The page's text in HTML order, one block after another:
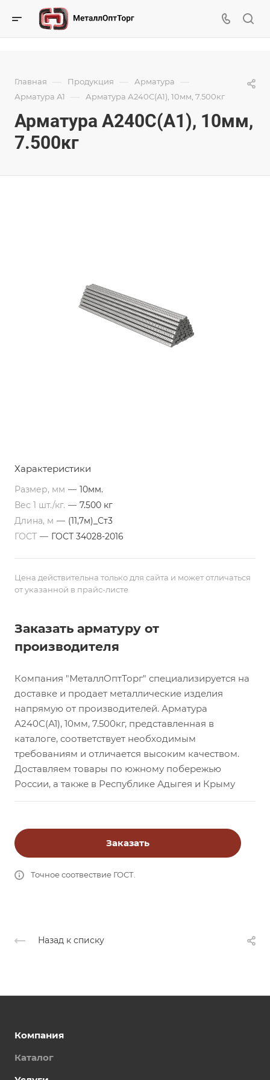
Главная — Продукция — Арматура —
Арматура А1 — Арматура А240С(А1), 10мм, 7.500кг
Арматура А240С(А1), 10мм,
7.500кг
Характеристики
Размер, мм — 10мм.
Вес 1 шт./кг. — 7.500 кг
Длина, м — (11,7м)_Ст3
ГОСТ — ГОСТ 34028-2016
Цена действительна только для сайта и может отличаться
от указанной в прайс-листе
Заказать арматуру от
производителя
Компания "МеталлОптТорг" специализируется на
доставке и продает металлические изделия
напрямую от производителей. Арматура
А240С(А1), 10мм, 7.500кг, представленная в
каталоге, соответствует необходимым
требованиям и отличается высоким качеством.
Доставляем товары по южному побережью
России, а также в Республике Адыгея и Крыму
Заказать
Точное соотвествие ГОСТ.
Назад к списку
Компания
Каталог